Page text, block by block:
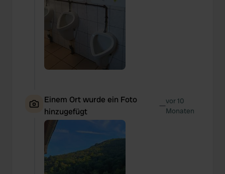
Einem Ort wurde ein Foto
hinzugefügt
—vor 10
Monaten